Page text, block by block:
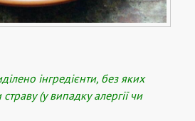
інгредієнти, без яких
(у випадку алергії чи